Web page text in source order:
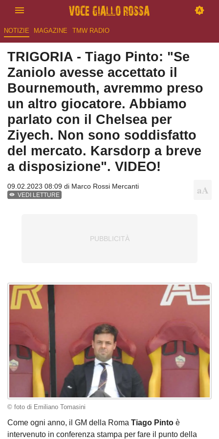
NOTIZIE MAGAZINE TMW RADIO
TRIGORIA - Tiago Pinto: "Se
Zaniolo avesse accettato il
Bournemouth, avremmo preso
un altro giocatore. Abbiamo
parlato con il Chelsea per
Ziyech. Non sono soddisfatto
del mercato. Karsdorp a breve
a disposizione". VIDEO!
09.02.2023 08:09 di Marco Rossi Mercanti
VEDI LETTURE
© foto di Emiliano Tomasini
Come ogni anno, il GM della Roma Tiago Pinto è
intervenuto in conferenza stampa per fare il punto della